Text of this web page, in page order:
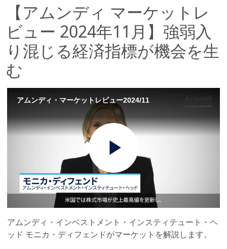
【アムンディ マーケットレ
ビュー 2024年11月】強弱入
り混じる経済指標が機会を生
む
アムンディ・マーケットレビュー2024/11
Play
Video
アムンディ・インベストメント・インスティテュート・ヘ
ッド モニカ・ディフェンドがマーケットを解説します。